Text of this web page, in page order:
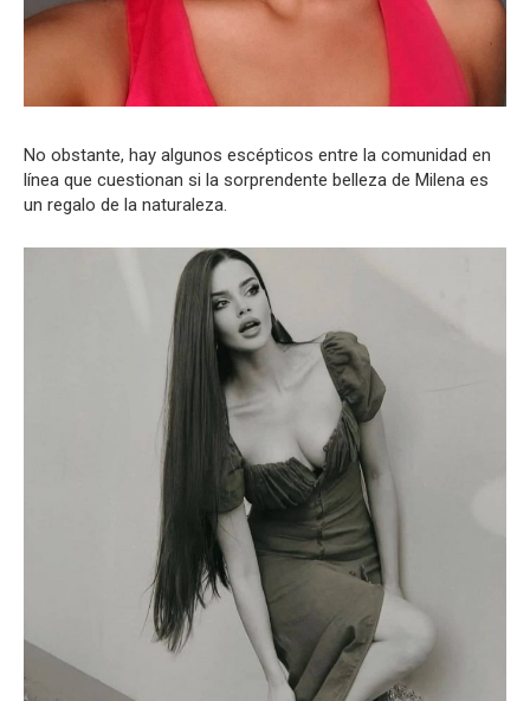
No obstante, hay algunos escépticos entre la comunidad en
línea que cuestionan si la sorprendente belleza de Milena es
un regalo de la naturaleza.